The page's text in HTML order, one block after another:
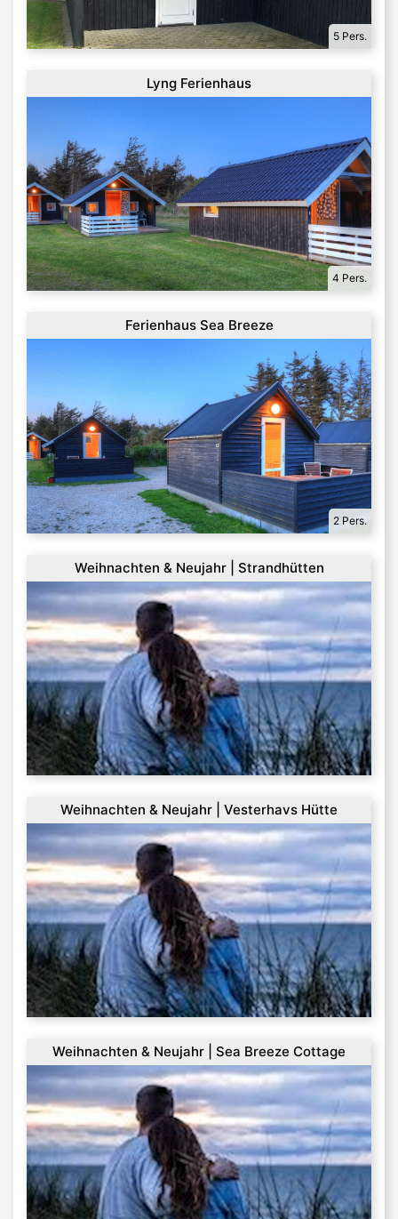
5 Pers.
Lyng Ferienhaus
4 Pers.
Ferienhaus Sea Breeze
2 Pers.
Weihnachten & Neujahr | Strandhütten
Weihnachten & Neujahr | Vesterhavs Hütte
Weihnachten & Neujahr | Sea Breeze Cottage